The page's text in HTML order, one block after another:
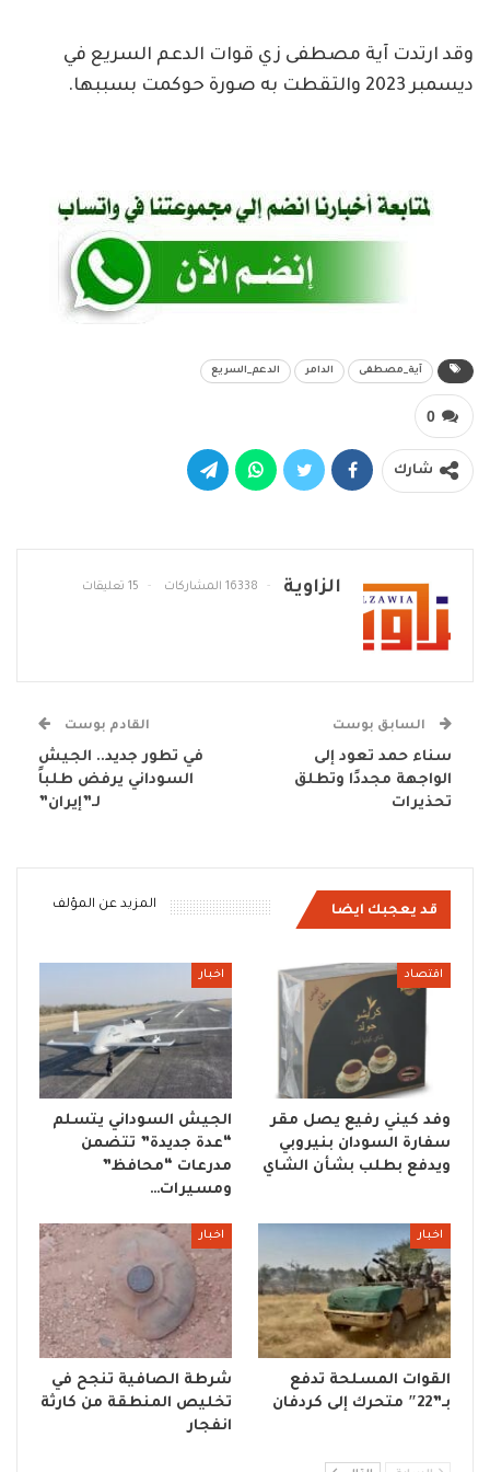
وقد ارتدت آية مصطفى زي قوات الدعم السريع في
ديسمبر 2023 والتقطت به صورة حوكمت بسببها.
آية_مصطفى الدامر الدعم_السريع
0
شارك
الزاوية 16338 المشاركات 15 تعليقات
السابق بوست
سناء حمد تعود إلى
الواجهة مجددًا وتطلق
تحذيرات
القادم بوست
في تطور جديد.. الجيش
السوداني يرفض طلباً
لـ”إيران”
قد يعجبك ايضا المزيد عن المؤلف
اقتصاد
وفد كيني رفيع يصل مقر
سفارة السودان بنيروبي
ويدفع بطلب بشأن الشاي
اخبار
الجيش السوداني يتسلم
“عدة جديدة” تتضمن
مدرعات “محافظ”
ومسيرات…
اخبار
القوات المسلحة تدفع
بـ”22″ متحرك إلى كردفان
اخبار
شرطة الصافية تنجح في
تخليص المنطقة من كارثة
انفجار